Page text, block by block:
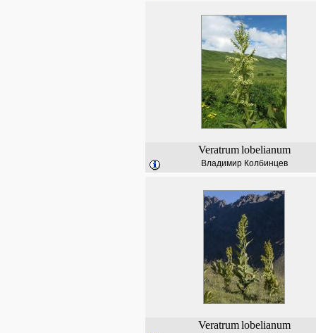
Veratrum lobelianum
Владимир Колбинцев
Veratrum lobelianum